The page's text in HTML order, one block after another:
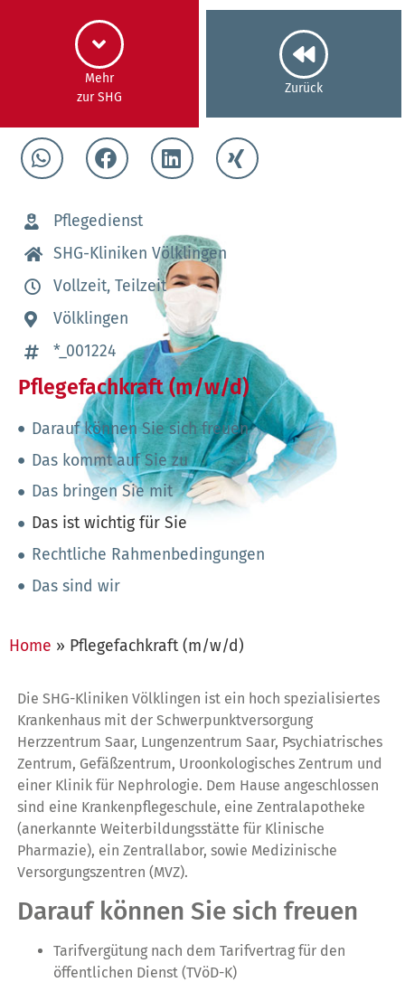
Mehr
zur SHG
Zurück
Pflegefachkraft (m/w/d)
Darauf können Sie sich freuen
Das kommt auf Sie zu
Das bringen Sie mit
Das ist wichtig für Sie
Rechtliche Rahmenbedingungen
Das sind wir
Pflegedienst
SHG-Kliniken Völklingen
Vollzeit, Teilzeit
Völklingen
*_001224
Home » Pflegefachkraft (m/w/d)
Die SHG-Kliniken Völklingen ist ein hoch spezialisiertes
Krankenhaus mit der Schwerpunktversorgung
Herzzentrum Saar, Lungenzentrum Saar, Psychiatrisches
Zentrum, Gefäßzentrum, Uroonkologisches Zentrum und
einer Klinik für Nephrologie. Dem Hause angeschlossen
sind eine Krankenpflegeschule, eine Zentralapotheke
(anerkannte Weiterbildungsstätte für Klinische
Pharmazie), ein Zentrallabor, sowie Medizinische
Versorgungszentren (MVZ).
Darauf können Sie sich freuen
Tarifvergütung nach dem Tarifvertrag für den
öffentlichen Dienst (TVöD-K)